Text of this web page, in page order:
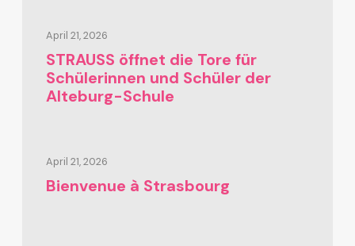
April 21, 2026
STRAUSS öffnet die Tore für
Schülerinnen und Schüler der
Alteburg-Schule
April 21, 2026
Bienvenue à Strasbourg